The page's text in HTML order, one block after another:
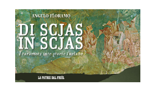
• INDEPENDENT FRIULIAN